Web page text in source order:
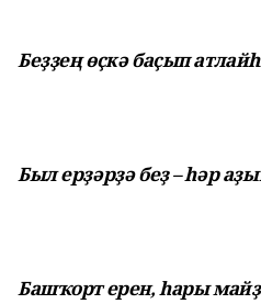
Беҙҙең өҫкә баҫып
Был ерҙәрҙә беҙ – һәр
Башҡорт ерен, һары